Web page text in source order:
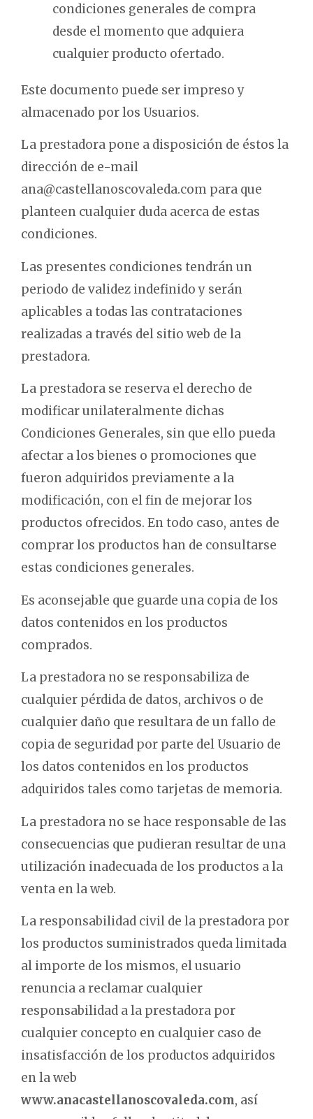
condiciones generales de compra
desde el momento que adquiera
cualquier producto ofertado.
Este documento puede ser impreso y
almacenado por los Usuarios.
La prestadora pone a disposición de éstos la
dirección de e-mail
ana@castellanoscovaleda.com para que
planteen cualquier duda acerca de estas
condiciones.
Las presentes condiciones tendrán un
periodo de validez indefinido y serán
aplicables a todas las contrataciones
realizadas a través del sitio web de la
prestadora.
La prestadora se reserva el derecho de
modificar unilateralmente dichas
Condiciones Generales, sin que ello pueda
afectar a los bienes o promociones que
fueron adquiridos previamente a la
modificación, con el fin de mejorar los
productos ofrecidos. En todo caso, antes de
comprar los productos han de consultarse
estas condiciones generales.
Es aconsejable que guarde una copia de los
datos contenidos en los productos
comprados.
La prestadora no se responsabiliza de
cualquier pérdida de datos, archivos o de
cualquier daño que resultara de un fallo de
copia de seguridad por parte del Usuario de
los datos contenidos en los productos
adquiridos tales como tarjetas de memoria.
La prestadora no se hace responsable de las
consecuencias que pudieran resultar de una
utilización inadecuada de los productos a la
venta en la web.
La responsabilidad civil de la prestadora por
los productos suministrados queda limitada
al importe de los mismos, el usuario
renuncia a reclamar cualquier
responsabilidad a la prestadora por
cualquier concepto en cualquier caso de
insatisfacción de los productos adquiridos
en la web
www.anacastellanoscovaleda.com, así